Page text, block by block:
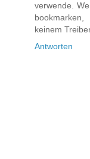
verwende.
keinem
Antworten